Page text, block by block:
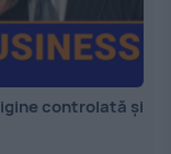
controlată și